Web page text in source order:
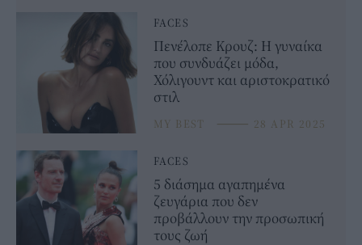
FACES
Πενέλοπε Κρουζ: Η γυναίκα
που συνδυάζει μόδα,
Χόλιγουντ και αριστοκρατικό
στιλ
MY BEST ⸻ 28 APR 2025
FACES
5 διάσημα αγαπημένα
ζευγάρια που δεν
προβάλλουν την προσωπική
τους ζωή